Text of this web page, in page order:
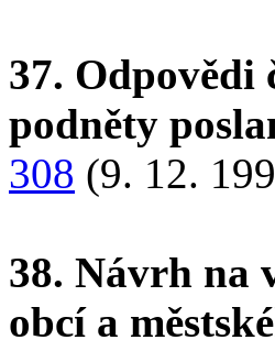
37. Odpovědi
podněty
308 (9. 12.
38. Návrh na
obcí a